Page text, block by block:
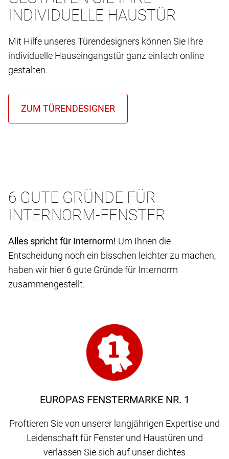
INDIVIDUELLE HAUSTÜR
Mit Hilfe unseres Türendesigners können Sie Ihre
individuelle Hauseingangstür ganz einfach online
gestalten.
6 GUTE GRÜNDE FÜR
INTERNORM-FENSTER
Alles spricht für Internorm! Um Ihnen die
Entscheidung noch ein bisschen leichter zu machen,
haben wir hier 6 gute Gründe für Internorm
zusammengestellt.
EUROPAS FENSTERMARKE NR. 1
Proftieren Sie von unserer langjährigen Expertise und
Leidenschaft für Fenster und Haustüren und
verlassen Sie sich auf unser dichtes